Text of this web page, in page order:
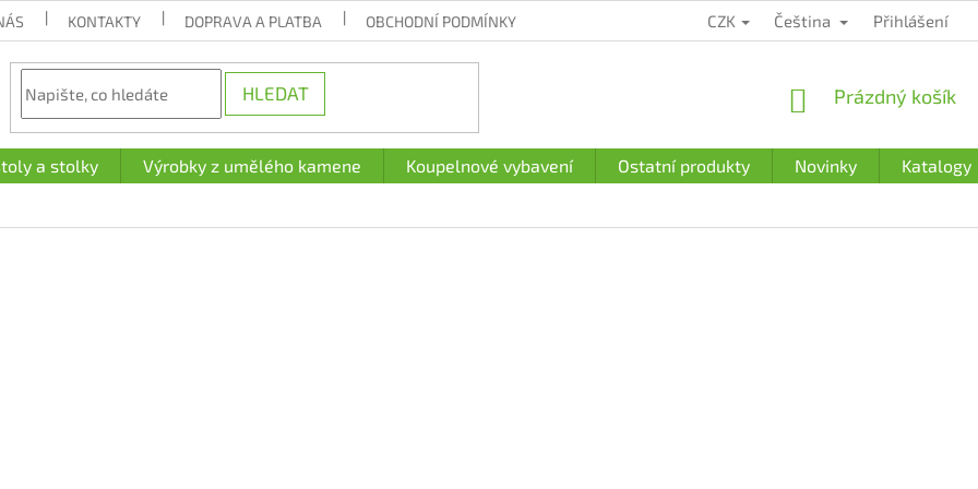
KONTAKTY DOPRAVA A PLATBA OBCHODNÍ PODMÍNKY PODMÍNKY OCHRANY OSOBNÍCH
CZK Čeština Přihlášení
HLEDAT
NÁKUPNÍ
Prázdný košík
a stolky Výrobky z umělého kamene Koupelnové vybavení Ostatní produkty Novinky Katalogy